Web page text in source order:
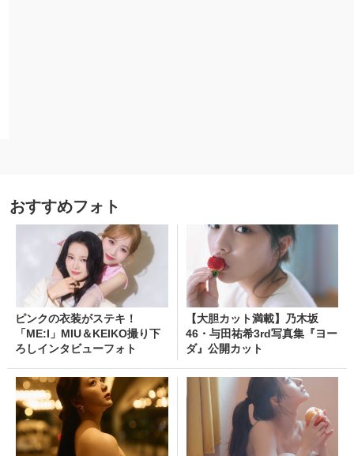
おすすめフォト
ピンクの衣装がステキ！
「ME:I」MIU＆KEIKO撮り下
ろしインタビューフォト
【大胆カット満載】乃木坂
46・与田祐希3rd写真集『ヨー
ダ』公開カット